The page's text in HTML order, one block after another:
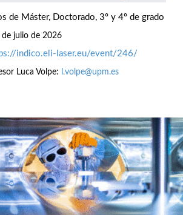
de Máster, Doctorado, 3º y 4º de grado
de julio de 2026
indico.eli-laser.eu/event/246/
Luca Volpe: l.volpe@upm.es